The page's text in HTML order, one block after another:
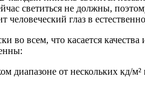
светиться не должны,
глаз в
во всем, что касается
диапазоне от нескольких